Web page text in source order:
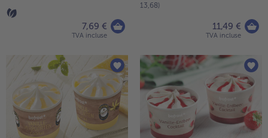
7,69 €
TVA incluse
13,68)
11,49 €
TVA incluse